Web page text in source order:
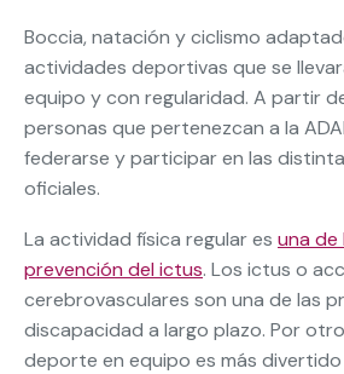
Boccia, natación y ciclismo
actividades deportivas que se
equipo y con regularidad. A partir
personas que pertenezcan a la
federarse y participar en las
oficiales.
La actividad física regular es una de
prevención del ictus. Los ictus o
cerebrovasculares son una de las
discapacidad a largo plazo. Por
deporte en equipo es más